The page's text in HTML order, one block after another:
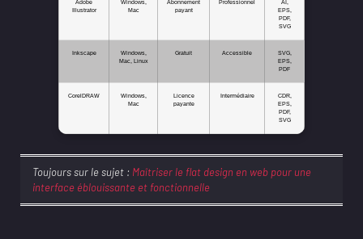
Adobe
Illustrator
Windows,
Mac
Abonnement
payant
Professionnel
AI,
EPS,
PDF,
SVG
Inkscape
Windows,
Mac, Linux
Gratuit Accessible
SVG,
EPS,
PDF
CorelDRAW
Windows,
Mac
Licence
payante
Intermédiaire
CDR,
EPS,
PDF,
SVG
Toujours sur le sujet : Maîtriser le flat design en web pour une
interface éblouissante et fonctionnelle